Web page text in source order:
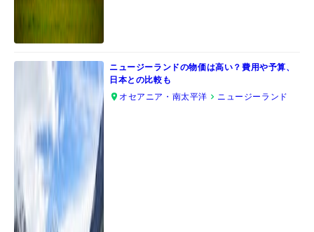
ニュージーランドの物価は高い？費用や予算、
日本との比較も
オセアニア・南太平洋
ニュージーランド